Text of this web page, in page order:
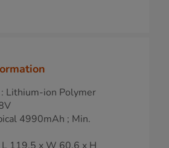
Lithium-ion Polymer
4990mAh ; Min.